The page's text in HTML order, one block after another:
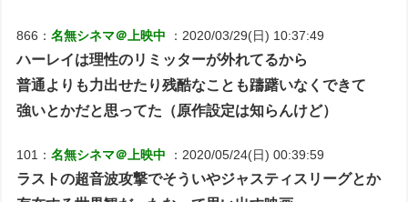
866：名無シネマ＠上映中 ：2020/03/29(日) 10:37:49
ハーレイは理性のリミッターが外れてるから
普通よりも力出せたり残酷なことも躊躇いなくできて
強いとかだと思ってた（原作設定は知らんけど）
101：名無シネマ＠上映中 ：2020/05/24(日) 00:39:59
ラストの超音波攻撃でそういやジャスティスリーグとか